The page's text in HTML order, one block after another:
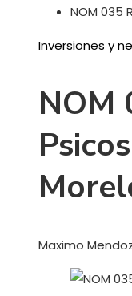
NOM 035
Inversiones y
NOM
Maximo